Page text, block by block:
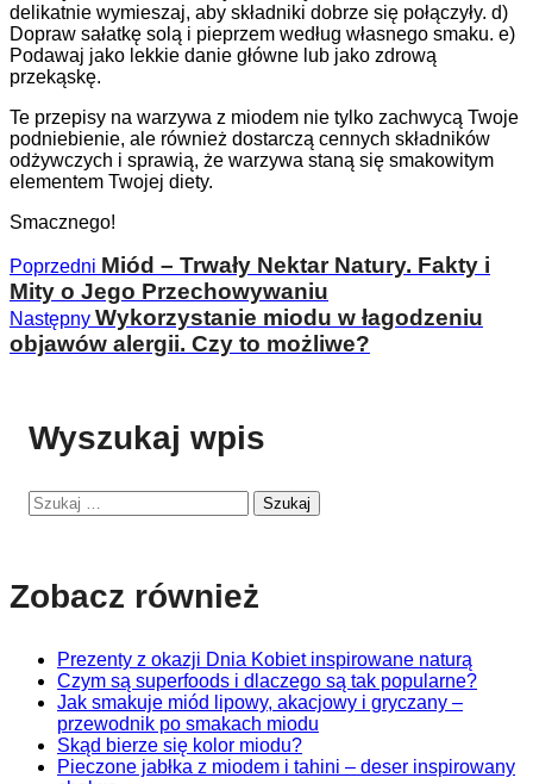
delikatnie wymieszaj, aby składniki dobrze się połączyły. d)
Dopraw sałatkę solą i pieprzem według własnego smaku. e)
Podawaj jako lekkie danie główne lub jako zdrową
przekąskę.
Te przepisy na warzywa z miodem nie tylko zachwycą Twoje
podniebienie, ale również dostarczą cennych składników
odżywczych i sprawią, że warzywa staną się smakowitym
elementem Twojej diety.
Smacznego!
Poprzedni Miód – Trwały Nektar Natury. Fakty i
Mity o Jego Przechowywaniu
Następny Wykorzystanie miodu w łagodzeniu
objawów alergii. Czy to możliwe?
Wyszukaj wpis
Szukaj
Zobacz również
Prezenty z okazji Dnia Kobiet inspirowane naturą
Czym są superfoods i dlaczego są tak popularne?
Jak smakuje miód lipowy, akacjowy i gryczany –
przewodnik po smakach miodu
Skąd bierze się kolor miodu?
Pieczone jabłka z miodem i tahini – deser inspirowany